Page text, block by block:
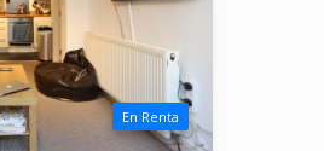
En Renta